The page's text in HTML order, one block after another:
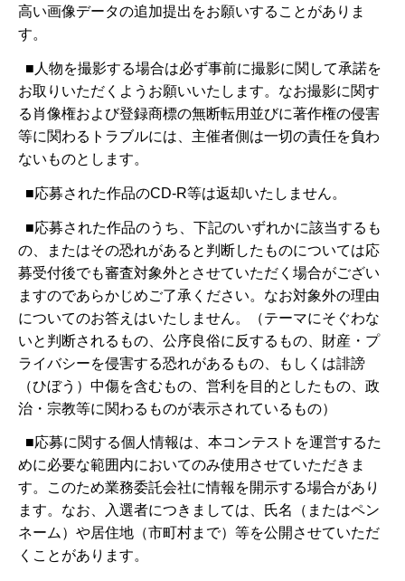
高い画像データの追加提出をお願いすることがありま
す。
■人物を撮影する場合は必ず事前に撮影に関して承諾を
お取りいただくようお願いいたします。なお撮影に関す
る肖像権および登録商標の無断転用並びに著作権の侵害
等に関わるトラブルには、主催者側は一切の責任を負わ
ないものとします。
■応募された作品のCD-R等は返却いたしません。
■応募された作品のうち、下記のいずれかに該当するも
の、またはその恐れがあると判断したものについては応
募受付後でも審査対象外とさせていただく場合がござい
ますのであらかじめご了承ください。なお対象外の理由
についてのお答えはいたしません。（テーマにそぐわな
いと判断されるもの、公序良俗に反するもの、財産・プ
ライバシーを侵害する恐れがあるもの、もしくは誹謗
（ひぼう）中傷を含むもの、営利を目的としたもの、政
治・宗教等に関わるものが表示されているもの）
■応募に関する個人情報は、本コンテストを運営するた
めに必要な範囲内においてのみ使用させていただきま
す。このため業務委託会社に情報を開示する場合があり
ます。なお、入選者につきましては、氏名（またはペン
ネーム）や居住地（市町村まで）等を公開させていただ
くことがあります。